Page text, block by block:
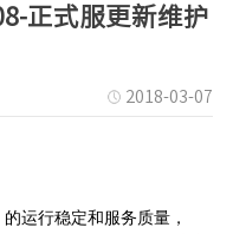
正式服更新维护
2018-03-07
运行稳定和服务质量，